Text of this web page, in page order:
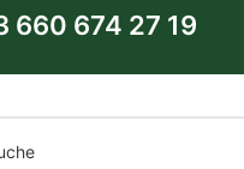
660 674 27 19